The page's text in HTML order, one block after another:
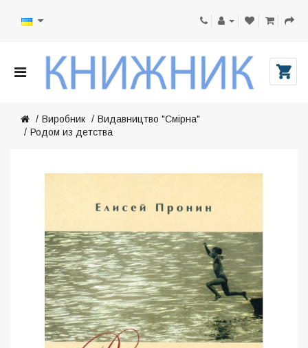
Виробник
Видавництво "Смірна"
Родом из детства